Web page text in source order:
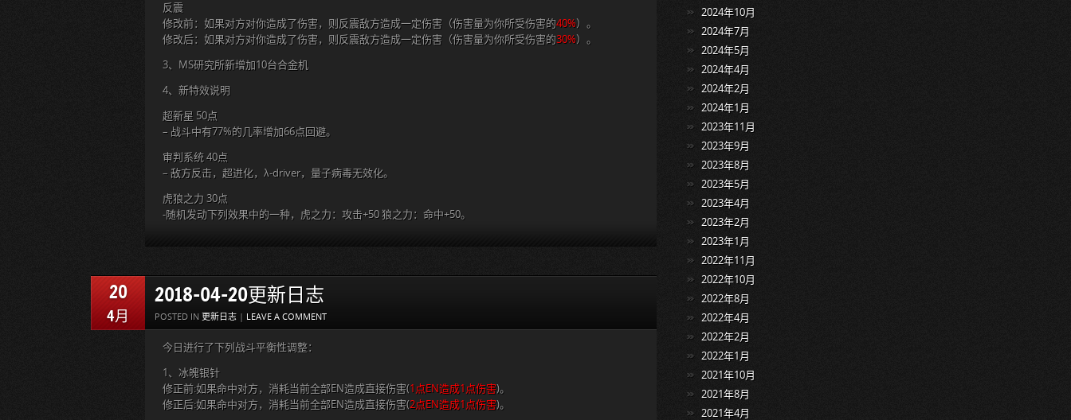
反震
修改前：如果对方对你造成了伤害，则反震敌方造成一定伤害（伤害量为你所受伤害的40%）。
修改后：如果对方对你造成了伤害，则反震敌方造成一定伤害（伤害量为你所受伤害的30%）。
3、MS研究所新增加10台合金机
4、新特效说明
超新星 50点
– 战斗中有77%的几率增加66点回避。
审判系统 40点
– 敌方反击，超进化，λ-driver，量子病毒无效化。
虎狼之力 30点
-随机发动下列效果中的一种，虎之力：攻击+50 狼之力：命中+50。
20
4月
2018-04-20更新日志
POSTED IN 更新日志 | LEAVE A COMMENT
今日进行了下列战斗平衡性调整：
1、冰魄银针
修正前:如果命中对方，消耗当前全部EN造成直接伤害(1点EN造成1点伤害)。
修正后:如果命中对方，消耗当前全部EN造成直接伤害(2点EN造成1点伤害)。
2024年10月
2024年7月
2024年5月
2024年4月
2024年2月
2024年1月
2023年11月
2023年9月
2023年8月
2023年5月
2023年4月
2023年2月
2023年1月
2022年11月
2022年10月
2022年8月
2022年4月
2022年2月
2022年1月
2021年10月
2021年8月
2021年4月